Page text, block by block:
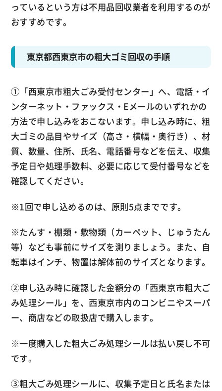
っているという方は不用品回収業者を利用するのが
おすすめです。
東京都西東京市の粗大ゴミ回収の手順
①「西東京市粗大ごみ受付センター」へ、電話・イ
ンターネット・ファックス・Eメールのいずれかの
方法で申し込みをおこないます。申し込み時に、粗
大ゴミの品目やサイズ（高さ・横幅・奥行き）、材
質、数量、住所、氏名、電話番号などを伝え、収集
予定日や処理手数料、必要に応じて受付番号などを
確認してください。
※1回で申し込めるのは、原則5点までです。
※たんす・棚類・敷物類（カーペット、じゅうたん
等）なども事前にサイズを測りましょう。また、自
転車はインチ、物置は解体前のサイズとなります。
②申し込み時に確認した金額分の「西東京市粗大ご
み処理シール」を、西東京市内のコンビニやスーパ
ー、商店などの取扱店で購入します。
※一度購入した粗大ごみ処理シールは払い戻し不可
です。
③粗大ごみ処理シールに、収集予定日と氏名または